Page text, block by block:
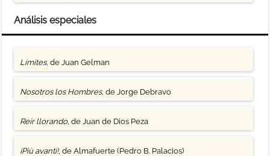
Análisis especiales
Límites, de Juan Gelman
Nosotros los Hombres, de Jorge Debravo
Reír llorando, de Juan de Dios Peza
¡Più avanti!, de Almafuerte (Pedro B. Palacios)